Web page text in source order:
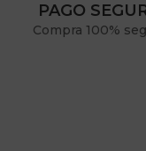
PAGO
Compra 100%